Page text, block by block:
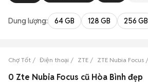
Dung lượng: 64 GB 128 GB 256 GB
Chợ Tốt Điện thoại ZTE ZTE Nubia Focus
0 Zte Nubia Focus cũ Hòa Bình đẹp